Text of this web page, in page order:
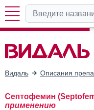
Видаль Описания
Септофемин
применению